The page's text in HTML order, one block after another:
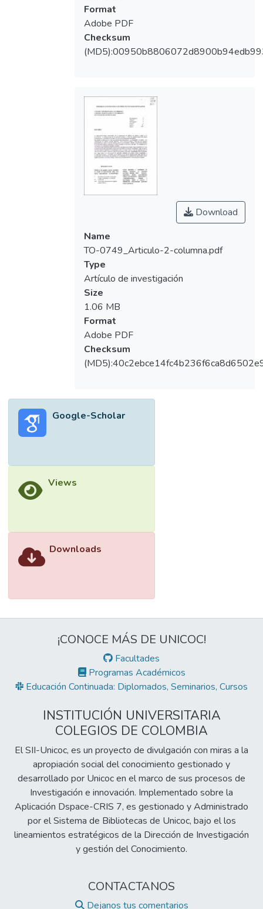
Format
Adobe PDF
Checksum
Download
Name
TO-0749_Articulo-2-columna.pdf
Type
Artículo de investigación
Size
1.06 MB
Format
Adobe PDF
Checksum
Google-Scholar
Views
Downloads
¡CONOCE MÁS DE UNICOC!
Facultades
Programas Académicos
Educación Continuada: Diplomados, Seminarios, Cursos
INSTITUCIÓN UNIVERSITARIA
COLEGIOS DE COLOMBIA
El SII-Unicoc, es un proyecto de divulgación con miras a la
apropiación social del conocimiento gestionado y
desarrollado por Unicoc en el marco de sus procesos de
Investigación e innovación. Implementado sobre la
Aplicación Dspace-CRIS 7, es gestionado y Administrado
por el Sistema de Bibliotecas de Unicoc, bajo el los
lineamientos estratégicos de la Dirección de Investigación
y gestión del Conocimiento.
CONTACTANOS
Dejanos tus comentarios